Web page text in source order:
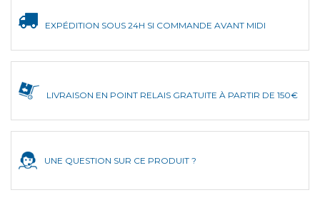
EXPÉDITION SOUS 24H SI COMMANDE AVANT MIDI
LIVRAISON EN POINT RELAIS GRATUITE À PARTIR DE 150€
UNE QUESTION SUR CE PRODUIT ?